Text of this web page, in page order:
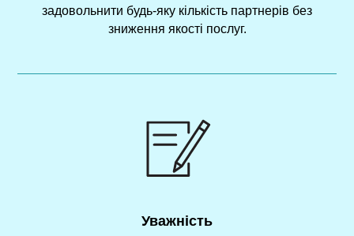
задовольнити будь-яку кількість партнерів без
зниження якості послуг.
Уважність